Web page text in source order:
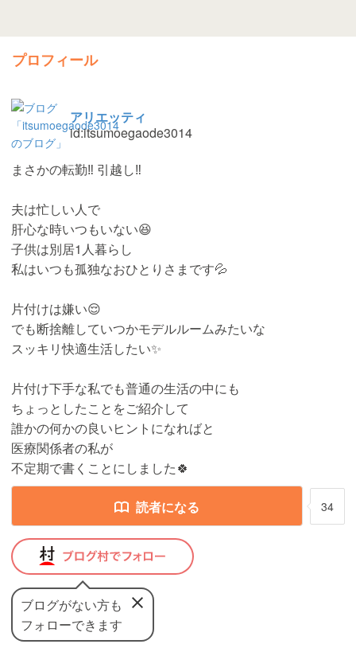
プロフィール
アリエッティ
id:itsumoegaode3014
まさかの転勤‼︎ 引越し‼︎
夫は忙しい人で
肝心な時いつもいない😆
子供は別居1人暮らし
私はいつも孤独なおひとりさまです💦
片付けは嫌い😌
でも断捨離していつかモデルルームみたいな
スッキリ快適生活したい✨
片付け下手な私でも普通の生活の中にも
ちょっとしたことをご紹介して
誰かの何かの良いヒントになればと
医療関係者の私が
不定期で書くことにしました🍀
読者になる 34
ブログがない方も
フォローできます